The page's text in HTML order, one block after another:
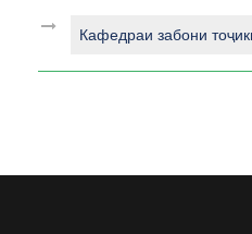
Кафедраи забони